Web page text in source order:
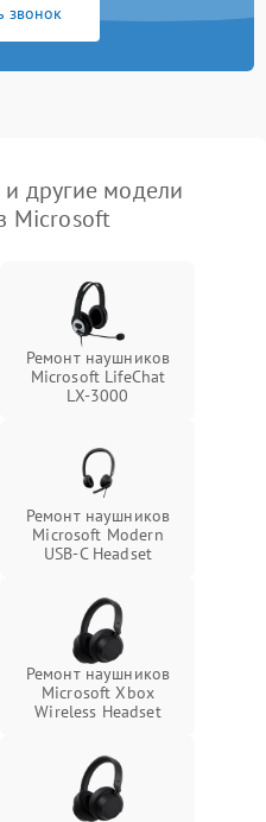
звонок
другие модели
Microsoft
Ремонт наушников
Microsoft LifeChat
LX-3000
Ремонт наушников
Microsoft Modern
USB-C Headset
Ремонт наушников
Microsoft Xbox
Wireless Headset